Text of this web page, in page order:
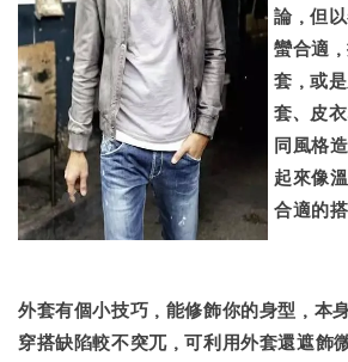
論，但
蠻合適
套，或
套、皮
同風格
起來像
合適的搭
外套有個小技巧，能修飾你的身型，本
穿搭缺陷較不突兀，可利用外套還遮飾